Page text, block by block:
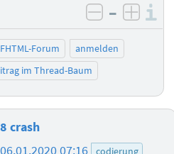
negativ
–
Forum
anmelden
im Thread-Baum
crash
06.01.2020 07:16
codierung